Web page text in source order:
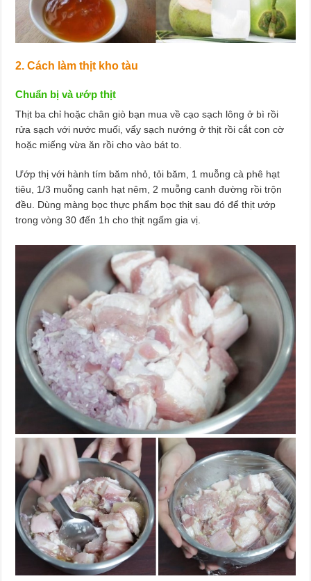
2. Cách làm thịt kho tàu
Chuẩn bị và ướp thịt
Thịt ba chỉ hoặc chân giò bạn mua về cạo sạch lông ở bì rồi
rửa sạch với nước muối, vẩy sạch nướng ở thịt rồi cắt con cờ
hoặc miếng vừa ăn rồi cho vào bát to.
Ướp thị với hành tím băm nhỏ, tỏi băm, 1 muỗng cà phê hạt
tiêu, 1/3 muỗng canh hạt nêm, 2 muỗng canh đường rồi trộn
đều. Dùng màng bọc thực phẩm bọc thịt sau đó để thịt ướp
trong vòng 30 đến 1h cho thịt ngấm gia vị.